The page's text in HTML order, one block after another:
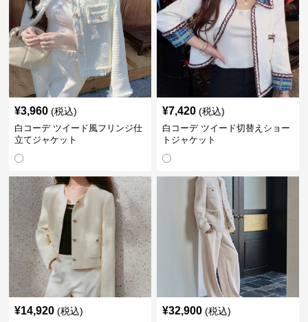
¥3,960 (税込)
白コーデ ツイード風フリンジ仕
立てジャケット
¥7,420 (税込)
白コーデ ツイード切替えショー
トジャケット
¥14,920 (税込) ¥32,900 (税込)